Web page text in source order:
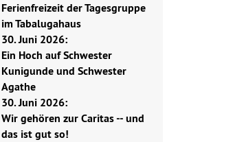
Ferienfreizeit der Tagesgruppe
im Tabalugahaus
30. Juni 2026:
Ein Hoch auf Schwester
Kunigunde und Schwester
Agathe
30. Juni 2026:
Wir gehören zur Caritas -- und
das ist gut so!